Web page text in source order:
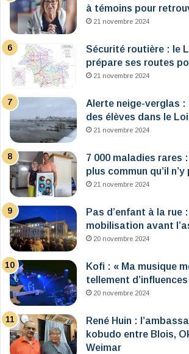
à témoins pour
21 novembre 2024
Sécurité routière : le
prépare ses routes
21 novembre 2024
Alerte neige-verglas
des élèves dans le
21 novembre 2024
7 000 maladies rares
plus commun qu’il
21 novembre 2024
Pas d’enfant à la rue
mobilisation avant
20 novembre 2024
Kofi : « Ma musique
tellement d’influences
20 novembre 2024
René Huin :
kobudo entre Blois,
Weimar